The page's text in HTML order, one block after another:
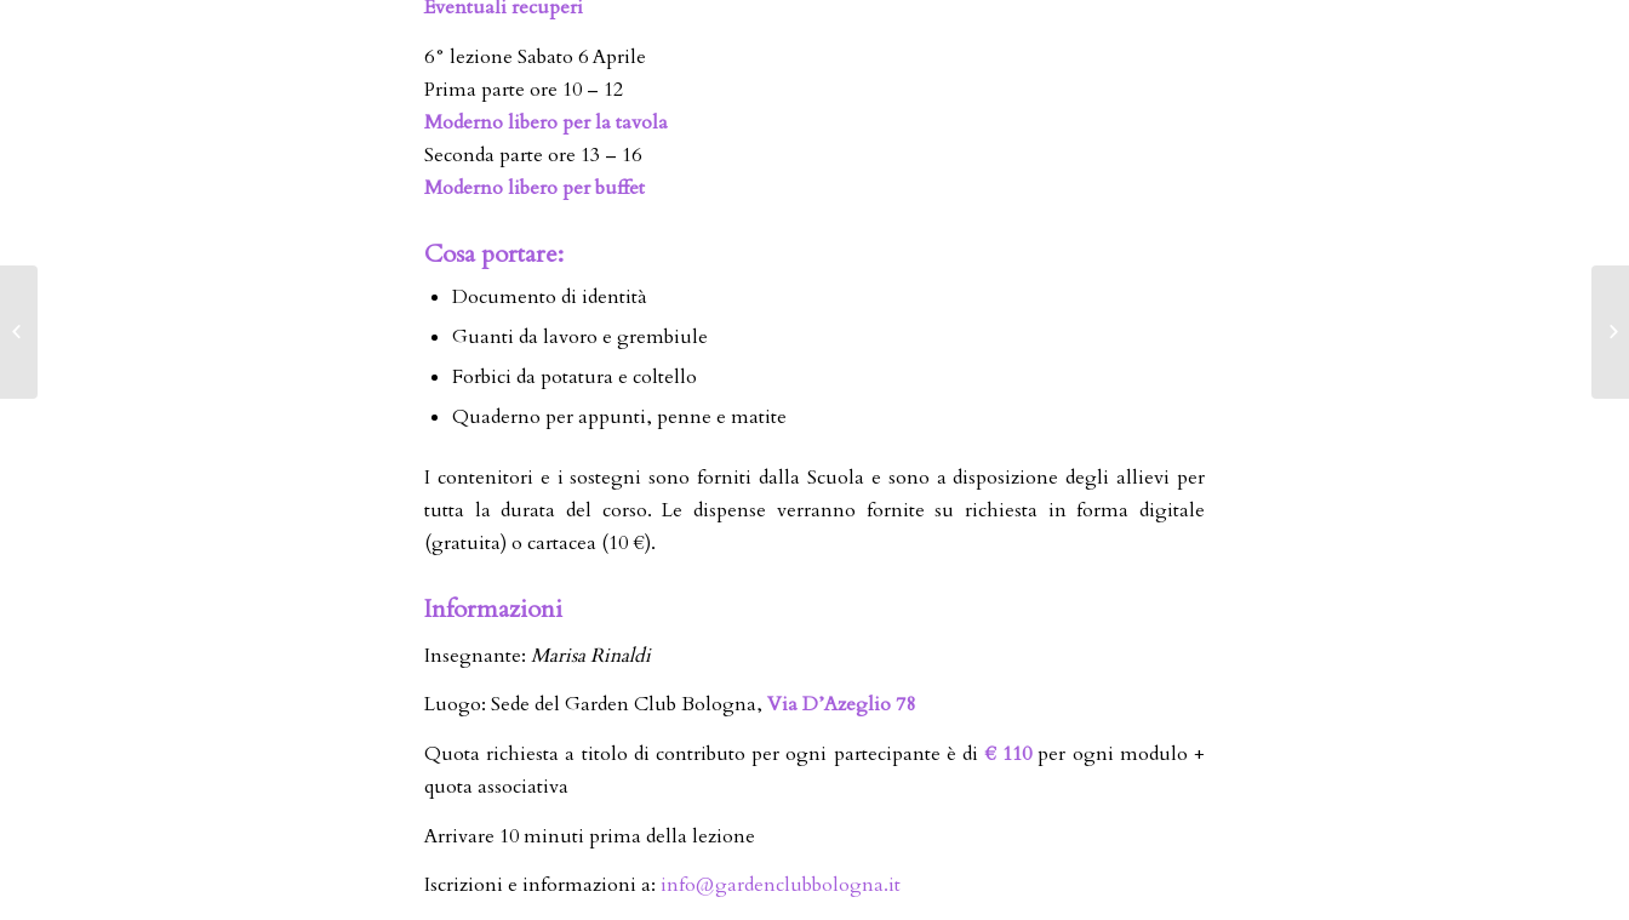
Eventuali recuperi
6° lezione Sabato 6 Aprile
Prima parte ore 10 – 12
Moderno libero per la tavola
Seconda parte ore 13 – 16
Moderno libero per buffet
Cosa portare:
Documento di identità
Guanti da lavoro e grembiule
Forbici da potatura e coltello
Quaderno per appunti, penne e matite
I contenitori e i sostegni sono forniti dalla Scuola e sono a disposizione degli allievi per
tutta la durata del corso. Le dispense verranno fornite su richiesta in forma digitale
(gratuita) o cartacea (10 €).
Informazioni
Insegnante: Marisa Rinaldi
Luogo: Sede del Garden Club Bologna, Via D’Azeglio 78
Quota richiesta a titolo di contributo per ogni partecipante è di€ 110per ogni modulo +
quota associativa
Arrivare 10 minuti prima della lezione
Iscrizioni e informazioni a: info@gardenclubbologna.it